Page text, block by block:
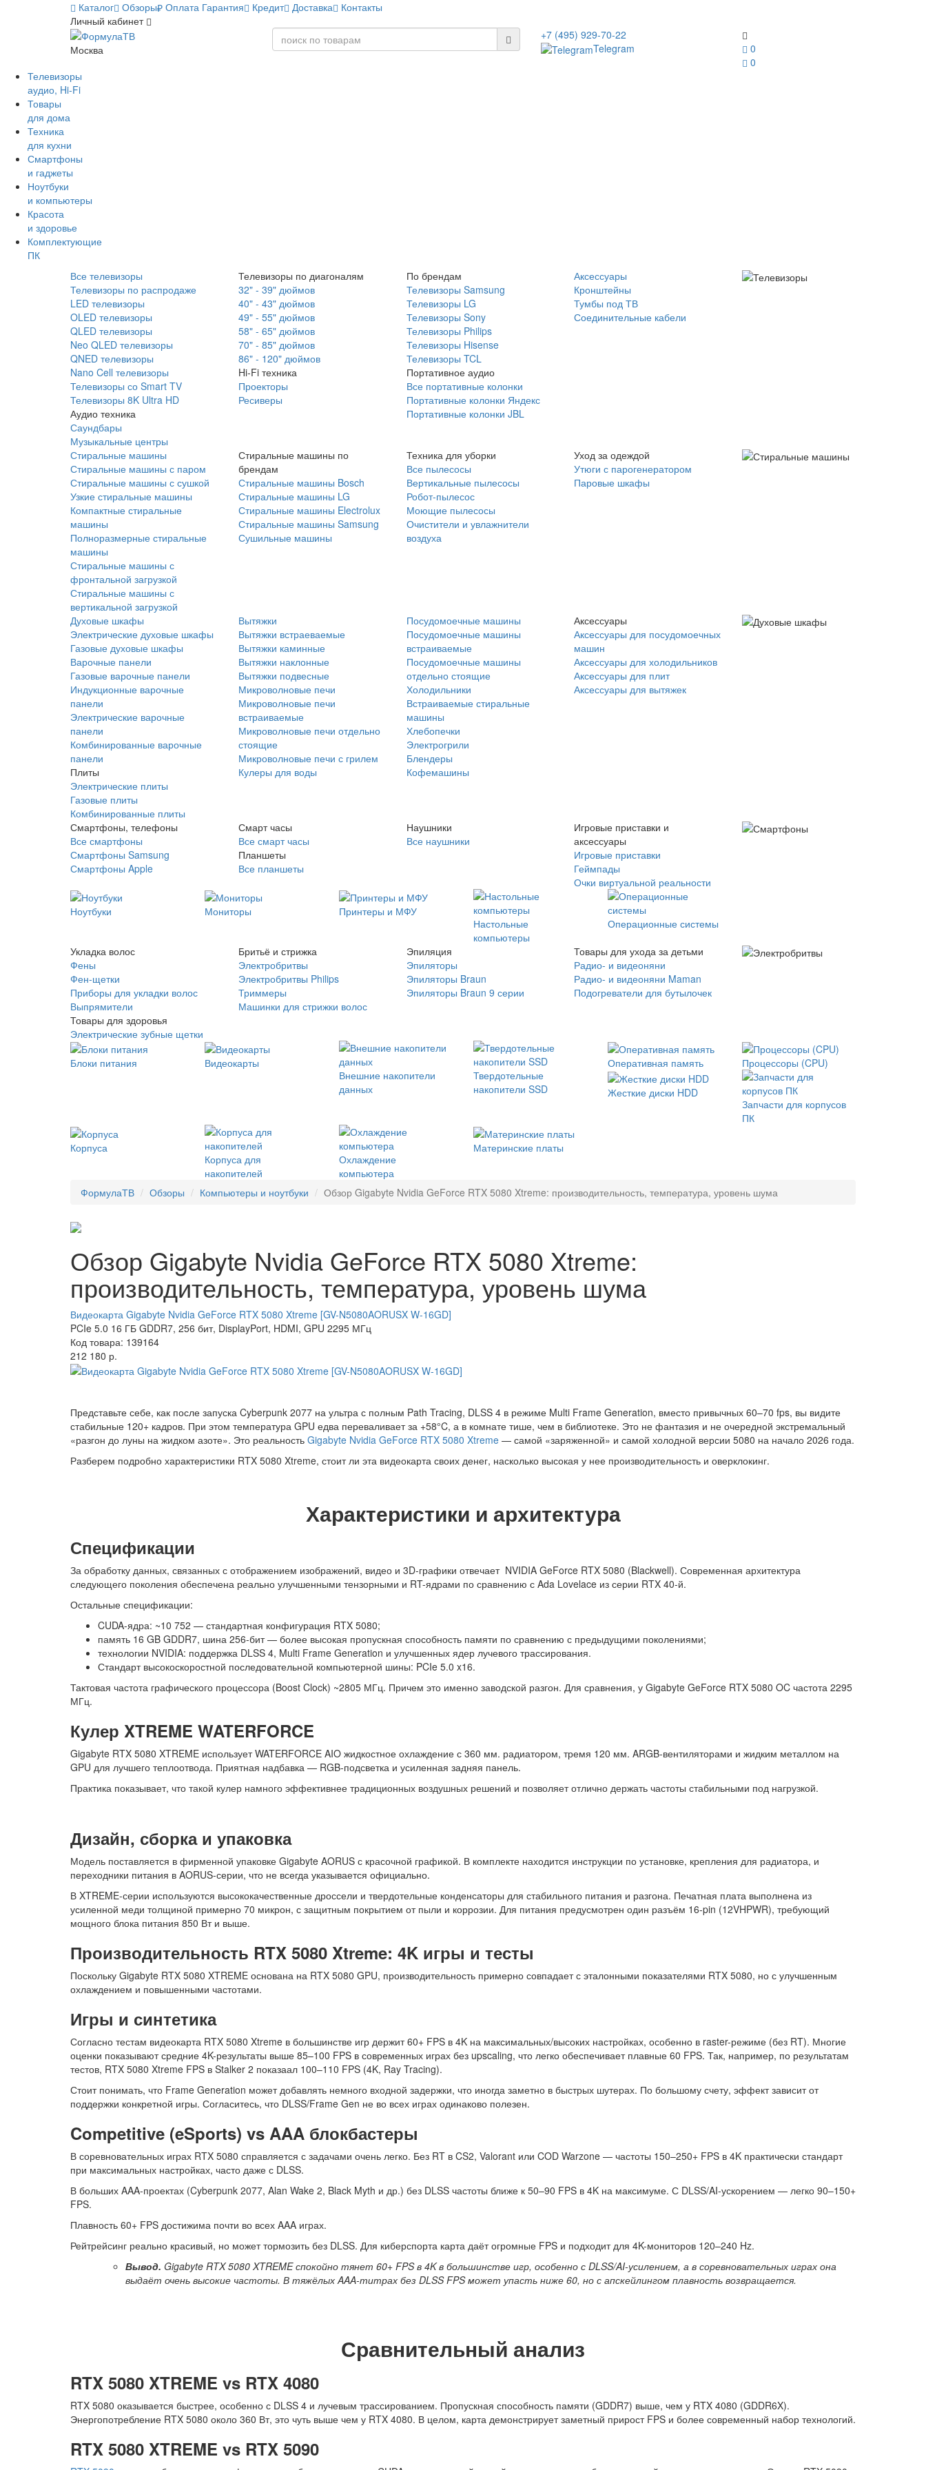
Каталог Обзоры Оплата Гарантия Кредит Доставка
Контакты
Личный кабинет
Москва
0
0
+7 (495) 929-70-22
Telegram
Телевизоры
аудио, Hi-Fi
Товары
для дома
Техника
для кухни
Смартфоны
и гаджеты
Ноутбуки
и компьютеры
Красота
и здоровье
Комплектующие
ПК
Все телевизоры
Телевизоры по распродаже
LED телевизоры
OLED телевизоры
QLED телевизоры
Neo QLED телевизоры
QNED телевизоры
Nano Cell телевизоры
Телевизоры со Smart TV
Телевизоры 8K Ultra HD
Аудио техника
Саундбары
Музыкальные центры
Телевизоры по диагоналям
32" - 39" дюймов
40" - 43" дюймов
49" - 55" дюймов
58" - 65" дюймов
70" - 85" дюймов
86" - 120" дюймов
Hi-Fi техника
Проекторы
Ресиверы
По брендам
Телевизоры Samsung
Телевизоры LG
Телевизоры Sony
Телевизоры Philips
Телевизоры Hisense
Телевизоры TCL
Портативное аудио
Все портативные колонки
Портативные колонки Яндекс
Портативные колонки JBL
Аксессуары
Кронштейны
Тумбы под ТВ
Соединительные кабели
Стиральные машины
Стиральные машины с паром
Стиральные машины с сушкой
Узкие стиральные машины
Компактные стиральные
машины
Полноразмерные стиральные
машины
Стиральные машины с
фронтальной загрузкой
Стиральные машины с
вертикальной загрузкой
Стиральные машины по
брендам
Стиральные машины Bosch
Стиральные машины LG
Стиральные машины Electrolux
Стиральные машины Samsung
Сушильные машины
Техника для уборки
Все пылесосы
Вертикальные пылесосы
Робот-пылесос
Моющие пылесосы
Очистители и увлажнители
воздуха
Уход за одеждой
Утюги с парогенератором
Паровые шкафы
Духовые шкафы
Электрические духовые шкафы
Газовые духовые шкафы
Варочные панели
Газовые варочные панели
Индукционные варочные
панели
Электрические варочные
панели
Комбинированные варочные
панели
Плиты
Электрические плиты
Газовые плиты
Комбинированные плиты
Вытяжки
Вытяжки встраеваемые
Вытяжки каминные
Вытяжки наклонные
Вытяжки подвесные
Микроволновые печи
Микроволновые печи
встраиваемые
Микроволновые печи отдельно
стоящие
Микроволновые печи с грилем
Кулеры для воды
Посудомоечные машины
Посудомоечные машины
встраиваемые
Посудомоечные машины
отдельно стоящие
Холодильники
Встраиваемые стиральные
машины
Хлебопечки
Электрогрили
Блендеры
Кофемашины
Аксессуары
Аксессуары для посудомоечных
машин
Аксессуары для холодильников
Аксессуары для плит
Аксессуары для вытяжек
Смартфоны, телефоны
Все смартфоны
Смартфоны Samsung
Смартфоны Apple
Смарт часы
Все смарт часы
Планшеты
Все планшеты
Наушники
Все наушники
Игровые приставки и
аксессуары
Игровые приставки
Геймпады
Очки виртуальной реальности
Ноутбуки Мониторы
Принтеры и МФУ
Настольные
компьютеры
Операционные системы
Укладка волос
Фены
Фен-щетки
Приборы для укладки волос
Выпрямители
Товары для здоровья
Электрические зубные щетки
Бритьё и стрижка
Электробритвы
Электробритвы Philips
Триммеры
Машинки для стрижки волос
Эпиляция
Эпиляторы
Эпиляторы Braun
Эпиляторы Braun 9 серии
Товары для ухода за детьми
Радио- и видеоняни
Радио- и видеоняни Maman
Подогреватели для бутылочек
Блоки питания
Видеокарты
Внешние накопители
данных
Твердотельные
накопители SSD
Оперативная память Процессоры (CPU)
Жесткие диски HDD
Запчасти для корпусов
ПК
Корпуса
Корпуса для
накопителей
Охлаждение
компьютера
Материнские платы
ФормулаТВ Обзоры Компьютеры и ноутбуки Обзор Gigabyte Nvidia GeForce RTX 5080 Xtreme: производительность, температура, уровень шума
Обзор Gigabyte Nvidia GeForce RTX 5080 Xtreme:
производительность, температура, уровень шума
Видеокарта Gigabyte Nvidia GeForce RTX 5080 Xtreme [GV-N5080AORUSX W-16GD]
PCIe 5.0 16 ГБ GDDR7, 256 бит, DisplayPort, HDMI, GPU 2295 МГц
Код товара: 139164
212 180 р.
Представьте себе, как после запуска Cyberpunk 2077 на ультра с полным Path Tracing, DLSS 4 в режиме Multi Frame Generation, вместо привычных 60–70 fps, вы видите
стабильные 120+ кадров. При этом температура GPU едва переваливает за +58°C, а в комнате тише, чем в библиотеке. Это не фантазия и не очередной экстремальный
«разгон до луны на жидком азоте». Это реальность Gigabyte Nvidia GeForce RTX 5080 Xtreme — самой «заряженной» и самой холодной версии 5080 на начало 2026 года.
Разберем подробно характеристики RTX 5080 Xtreme, стоит ли эта видеокарта своих денег, насколько высокая у нее производительность и оверклокинг.
Характеристики и архитектура
Спецификации
За обработку данных, связанных с отображением изображений, видео и 3D-графики отвечает NVIDIA GeForce RTX 5080 (Blackwell). Современная архитектура
следующего поколения обеспечена реально улучшенными тензорными и RT-ядрами по сравнению с Ada Lovelace из серии RTX 40-й.
Остальные спецификации:
CUDA-ядра: ~10 752 — стандартная конфигурация RTX 5080;
память 16 GB GDDR7, шина 256-бит — более высокая пропускная способность памяти по сравнению с предыдущими поколениями;
технологии NVIDIA: поддержка DLSS 4, Multi Frame Generation и улучшенных ядер лучевого трассирования.
Стандарт высокоскоростной последовательной компьютерной шины: PCIe 5.0 x16.
Тактовая частота графического процессора (Boost Clock) ~2805 МГц. Причем это именно заводской разгон. Для сравнения, у Gigabyte GeForce RTX 5080 OC частота 2295
МГц.
Кулер XTREME WATERFORCE
Gigabyte RTX 5080 XTREME использует WATERFORCE AIO жидкостное охлаждение с 360 мм. радиатором, тремя 120 мм. ARGB-вентиляторами и жидким металлом на
GPU для лучшего теплоотвода. Приятная надбавка — RGB-подсветка и усиленная задняя панель.
Практика показывает, что такой кулер намного эффективнее традиционных воздушных решений и позволяет отлично держать частоты стабильными под нагрузкой.
Дизайн, сборка и упаковка
Модель поставляется в фирменной упаковке Gigabyte AORUS с красочной графикой. В комплекте находится инструкции по установке, крепления для радиатора, и
переходники питания в AORUS-серии, что не всегда указывается официально.
В XTREME-серии используются высококачественные дроссели и твердотельные конденсаторы для стабильного питания и разгона. Печатная плата выполнена из
усиленной меди толщиной примерно 70 микрон, с защитным покрытием от пыли и коррозии. Для питания предусмотрен один разъём 16-pin (12VHPWR), требующий
мощного блока питания 850 Вт и выше.
Производительность RTX 5080 Xtreme: 4K игры и тесты
Поскольку Gigabyte RTX 5080 XTREME основана на RTX 5080 GPU, производительность примерно совпадает с эталонными показателями RTX 5080, но с улучшенным
охлаждением и повышенными частотами.
Игры и синтетика
Согласно тестам видеокарта RTX 5080 Xtreme в большинстве игр держит 60+ FPS в 4K на максимальных/высоких настройках, особенно в raster-режиме (без RT). Многие
оценки показывают средние 4K-результаты выше 85–100 FPS в современных играх без upscaling, что легко обеспечивает плавные 60 FPS. Так, например, по результатам
тестов, RTX 5080 Xtreme FPS в Stalker 2 показаал 100–110 FPS (4K, Ray Tracing).
Стоит понимать, что Frame Generation может добавлять немного входной задержки, что иногда заметно в быстрых шутерах. По большому счету, эффект зависит от
поддержки конкретной игры. Согласитесь, что DLSS/Frame Gen не во всех играх одинаково полезен.
Competitive (eSports) vs AAA блокбастеры
В соревновательных играх RTX 5080 справляется с задачами очень легко. Без RT в CS2, Valorant или COD Warzone — частоты 150–250+ FPS в 4K практически стандарт
при максимальных настройках, часто даже с DLSS.
В больших AAA-проектах (Cyberpunk 2077, Alan Wake 2, Black Myth и др.) без DLSS частоты ближе к 50–90 FPS в 4K на максимуме. С DLSS/AI-ускорением — легко 90–150+
FPS.
Плавность 60+ FPS достижима почти во всех AAA играх.
Рейтрейсинг реально красивый, но может тормозить без DLSS. Для киберспорта карта даёт огромные FPS и подходит для 4K-мониторов 120–240 Hz.
Вывод. Gigabyte RTX 5080 XTREME спокойно тянет 60+ FPS в 4K в большинстве игр, особенно с DLSS/AI-усилением, а в соревновательных играх она
выдаёт очень высокие частоты. В тяжёлых AAA-титрах без DLSS FPS может упасть ниже 60, но с апскейлингом плавность возвращается.
Сравнительный анализ
RTX 5080 XTREME vs RTX 4080
RTX 5080 оказывается быстрее, особенно с DLSS 4 и лучевым трассированием. Пропускная способность памяти (GDDR7) выше, чем у RTX 4080 (GDDR6X).
Энергопотребление RTX 5080 около 360 Вт, это чуть выше чем у RTX 4080. В целом, карта демонстрирует заметный прирост FPS и более современный набор технологий.
RTX 5080 XTREME vs RTX 5090